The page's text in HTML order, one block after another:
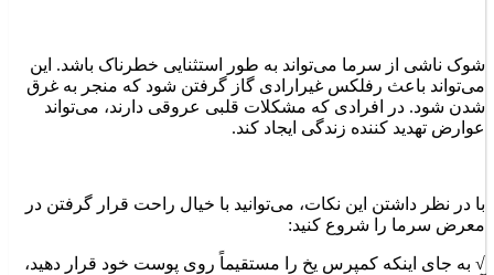
شوک ناشی از سرما می‌تواند به طور استثنایی خطرناک باشد. این
می‌تواند باعث رفلکس غیرارادی گاز گرفتن شود که منجر به غرق
شدن شود. در افرادی که مشکلات قلبی عروقی دارند، می‌تواند
عوارض تهدید کننده زندگی ایجاد کند.
با در نظر داشتن این نکات، می‌توانید با خیال راحت قرار گرفتن در
معرض سرما را شروع کنید:
√ به جای اینکه کمپرس یخ را مستقیماً روی پوست خود قرار دهید،